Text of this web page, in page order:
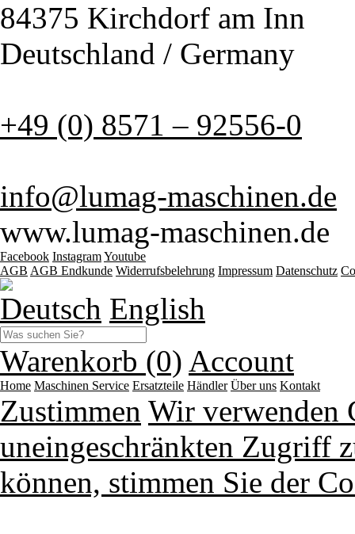
84375 Kirchdorf am Inn
Deutschland / Germany
+49 (0) 8571 – 92556-0
info@lumag-maschinen.de
www.lumag-maschinen.de
Facebook InstagramYoutube
AGB AGB Endkunde Widerrufsbelehrung Impressum Datenschutz
Deutsch English
Warenkorb (0) Account
Home Maschinen Service Ersatzteile Händler Über uns Kontakt
Zustimmen Wir verwenden
uneingeschränkten Zugriff
können, stimmen Sie der